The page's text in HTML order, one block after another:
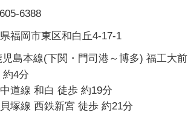
6388
福岡市東区和白丘4-17-1
児島本線(下関・門司港～博多) 福工大前
約4分
道線 和白 徒歩 約19分
塚線 西鉄新宮 徒歩 約21分